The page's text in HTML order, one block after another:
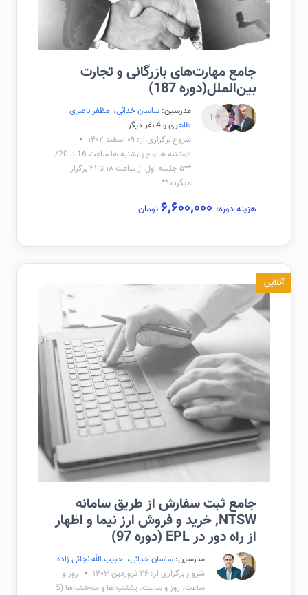
جامع مهارت‌های بازرگانی و تجارت
بین‌الملل(دوره 187)
+۴ مدرسین: ساسان خدائی، مظفر ناصری
طاهریو 4 نفر دیگر
شروع برگزاری از: ۰۹ اسفند ۱۴۰۲
دوشنبه ها و چهارشنبه ها ساعت 16 تا 20/
**۵ جلسه اول از ساعت ۱۸ تا ۲۱ برگزار
میگردد**
هزینه دوره: تومان
آنلاین
جامع ثبت سفارش از طریق سامانه
NTSW, خرید و فروش ارز نیما و اظهار
از راه دور در EPL (دوره 97)
مدرسین: ساسان خدائی، حبیب الله نجاتی زاده
شروع برگزاری از: ۲۶ فروردین ۱۴۰۳
روز و
ساعت: روز و ساعت: یکشنبه‌ها و سه‌شنبه‌ها (5